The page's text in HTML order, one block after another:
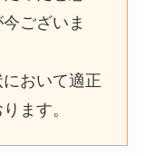
ございま
おいて適正
ます。